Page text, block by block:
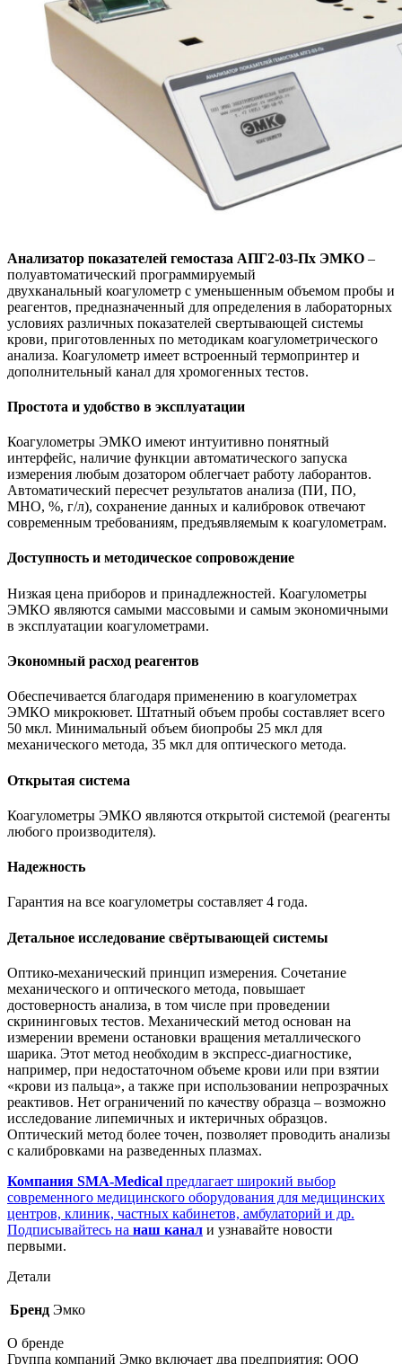
Анализатор показателей гемостаза АПГ2-03-Пх ЭМКО –
полуавтоматический программируемый
двухканальный коагулометр с уменьшенным объемом пробы и
реагентов, предназначенный для определения в лабораторных
условиях различных показателей свертывающей системы
крови, приготовленных по методикам коагулометрического
анализа. Коагулометр имеет встроенный термопринтер и
дополнительный канал для хромогенных тестов.
Простота и удобство в эксплуатации
Коагулометры ЭМКО имеют интуитивно понятный
интерфейс, наличие функции автоматического запуска
измерения любым дозатором облегчает работу лаборантов.
Автоматический пересчет результатов анализа (ПИ, ПО,
МНО, %, г/л), сохранение данных и калибровок отвечают
современным требованиям, предъявляемым к коагулометрам.
Доступность и методическое сопровождение
Низкая цена приборов и принадлежностей. Коагулометры
ЭМКО являются самыми массовыми и самым экономичными
в эксплуатации коагулометрами.
Экономный расход реагентов
Обеспечивается благодаря применению в коагулометрах
ЭМКО микрокювет. Штатный объем пробы составляет всего
50 мкл. Минимальный объем биопробы 25 мкл для
механического метода, 35 мкл для оптического метода.
Открытая система
Коагулометры ЭМКО являются открытой системой (реагенты
любого производителя).
Надежность
Гарантия на все коагулометры составляет 4 года.
Детальное исследование свёртывающей системы
Оптико-механический принцип измерения. Сочетание
механического и оптического метода, повышает
достоверность анализа, в том числе при проведении
скрининговых тестов. Механический метод основан на
измерении времени остановки вращения металлического
шарика. Этот метод необходим в экспресс-диагностике,
например, при недостаточном объеме крови или при взятии
«крови из пальца», а также при использовании непрозрачных
реактивов. Нет ограничений по качеству образца – возможно
исследование липемичных и иктеричных образцов.
Оптический метод более точен, позволяет проводить анализы
с калибровками на разведенных плазмах.
Компания SMA-Medical предлагает широкий выбор
современного медицинского оборудования для медицинских
центров, клиник, частных кабинетов, амбулаторий и др.
Подписывайтесь на наш канал и узнавайте новости
первыми.
Детали
Бренд Эмко
О бренде
Группа компаний Эмко включает два предприятия: ООО